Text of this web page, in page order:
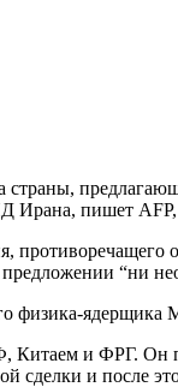
Ирана, пишет AFP,
“ни
физика-
и ФРГ. Он
и после